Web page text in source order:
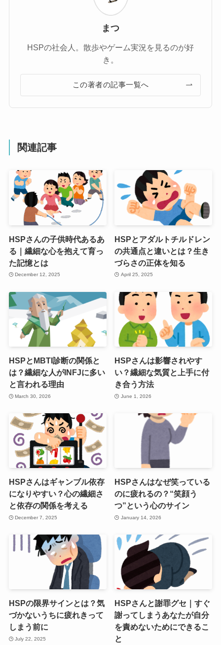
まつ
HSPの社会人。散歩やゲーム実況を見るのが好
き。
この著者の記事一覧へ
関連記事
HSPさんの子供時代あるあ
る｜繊細な心を抱えて育っ
た記憶とは
December 12, 2025
HSPとアダルトチルドレン
の共通点と違いとは？生き
づらさの正体を知る
April 25, 2025
HSPとMBTI診断の関係と
は？繊細な人がINFJに多い
と言われる理由
March 30, 2026
HSPさんは影響されやす
い？繊細な気質と上手に付
き合う方法
June 1, 2026
HSPさんはギャンブル依存
になりやすい？心の繊細さ
と依存の関係を考える
December 7, 2025
HSPさんはなぜ笑っている
のに疲れるの？“笑顔う
つ”という心のサイン
January 14, 2026
HSPの限界サインとは？気
づかないうちに疲れきって
しまう前に
July 22, 2025
HSPさんと謝罪グセ｜すぐ
謝ってしまうあなたが自分
を責めないためにできるこ
と